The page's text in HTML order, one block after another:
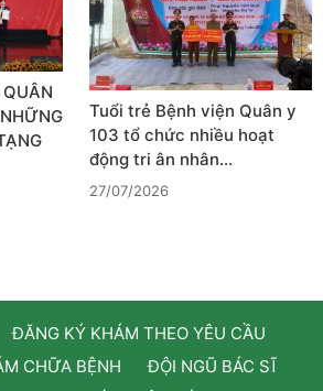
Tuổi trẻ Bệnh viện Quân y
103 tổ chức nhiều hoạt
động tri ân nhân…
27/07/2026
ĐĂNG KÝ KHÁM THEO YÊU CẦU
CHỮA BỆNH
ĐỘI NGŨ BÁC SĨ